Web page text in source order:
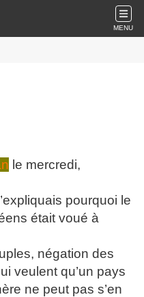
MENU
le mercredi,
pourquoi le
était voué à
négation des
veulent qu’un pays
ne peut pas s’en